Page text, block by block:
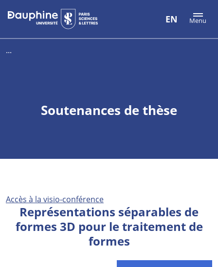
Aller
au
Aller
au
Plan
du
EN Menu
...
Soutenances de thèse
Accès à la visio-conférence
Représentations séparables de
formes 3D pour le traitement de
formes